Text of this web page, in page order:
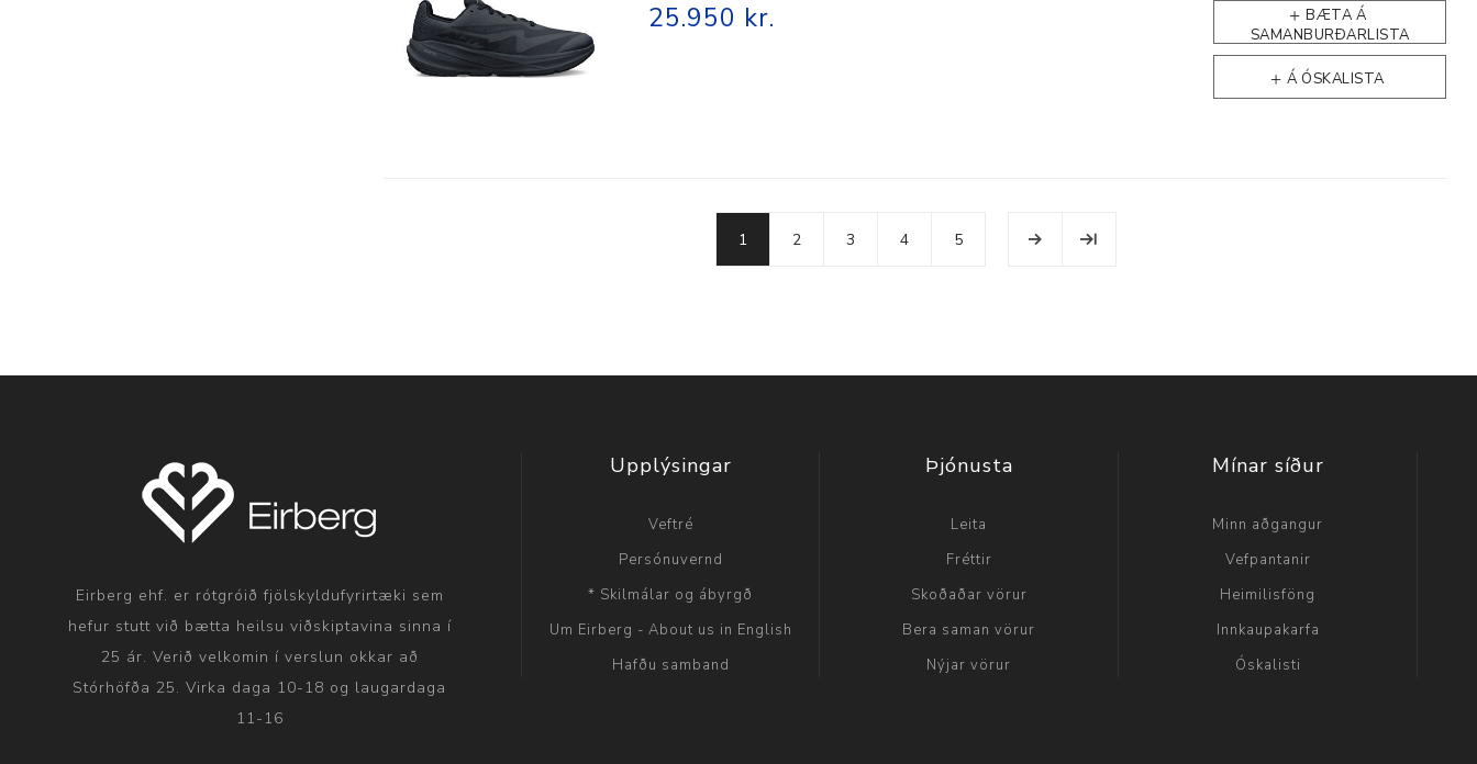
25.950 kr.
BÆTA Á
SAMANBURÐARLISTA
Á ÓSKALISTA
1 2 3 4 5
Eirberg ehf. er rótgróið fjölskyldufyrirtæki sem
hefur stutt við bætta heilsu viðskiptavina sinna í
25 ár. Verið velkomin í verslun okkar að
Stórhöfða 25. Virka daga 10-18 og laugardaga
11-16
Upplýsingar
Veftré
Persónuvernd
* Skilmálar og ábyrgð
Um Eirberg - About us in English
Hafðu samband
Þjónusta
Leita
Fréttir
Skoðaðar vörur
Bera saman vörur
Nýjar vörur
Mínar síður
Minn aðgangur
Vefpantanir
Heimilisföng
Innkaupakarfa
Óskalisti